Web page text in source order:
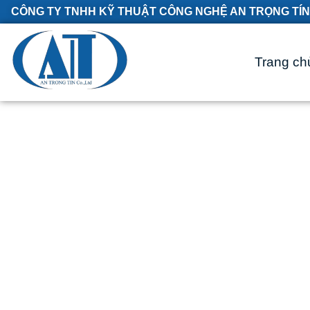
CÔNG TY TNHH KỸ THUẬT CÔNG NGHỆ AN TRỌNG TÍN
Trang